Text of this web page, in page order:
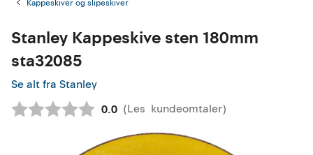
Kappeskiver og slipeskiver
Stanley Kappeskive sten 180mm
sta32085
Se alt fra Stanley
Gjennomsnittskarakter:
0.0 (Les kundeomtaler)